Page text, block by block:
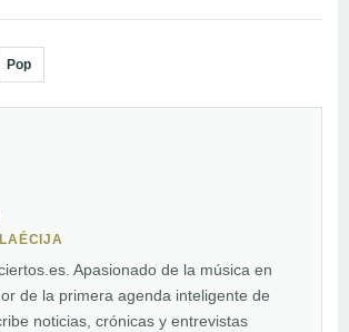
Pop
Apasionado de la música en
de la primera agenda inteligente de
noticias, crónicas y entrevistas